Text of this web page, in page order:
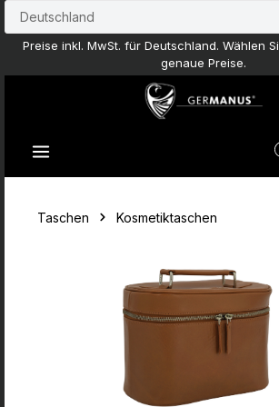
Zum Hauptinhalt springen
Preise inkl. MwSt. für Deutschland. Wählen
genaue Preise.
Taschen Kosmetiktaschen